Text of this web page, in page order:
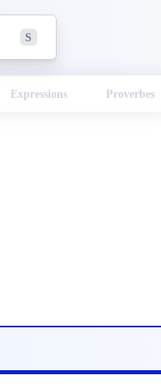
S
Expressions Proverbes